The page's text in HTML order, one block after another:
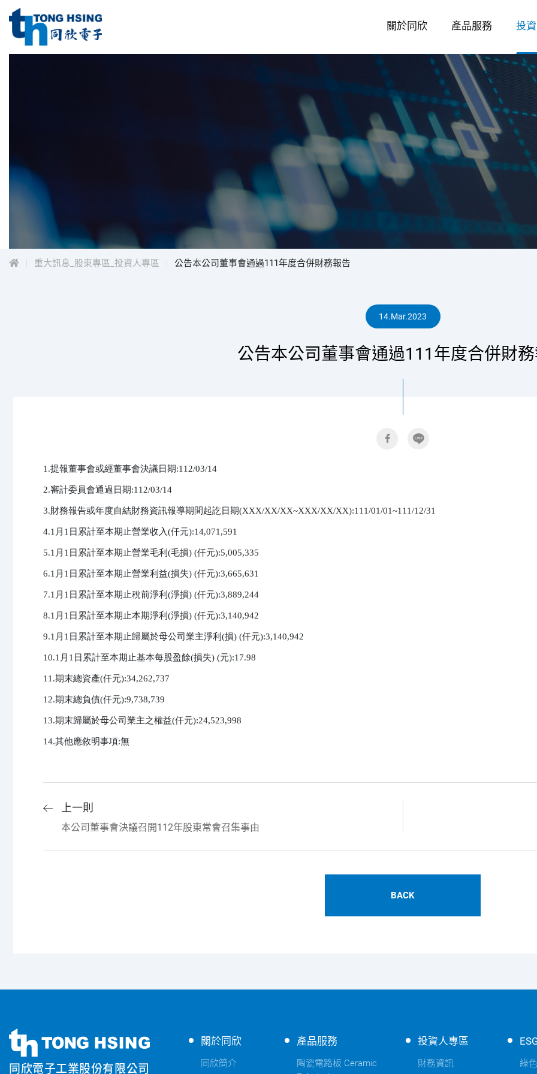
同
股
份
有
司
子
Menu
關於同欣 產品服務 投
投
資
人
專
區
重大訊息_股東專區_投資人專區 公告本公司董事會通過111年度合併財務報告
14.Mar.2023
公告本公司董事會通過111年度合併財
1.提報董事會或經董事會決議日期:112/03/14
2.審計委員會通過日期:112/03/14
3.財務報告或年度自結財務資訊報導期間起訖日期(XXX/XX/XX~XXX/XX/XX):111/01/01~111/12/31
4.1月1日累計至本期止營業收入(仟元):14,071,591
5.1月1日累計至本期止營業毛利(毛損) (仟元):5,005,335
6.1月1日累計至本期止營業利益(損失) (仟元):3,665,631
7.1月1日累計至本期止稅前淨利(淨損) (仟元):3,889,244
8.1月1日累計至本期止本期淨利(淨損) (仟元):3,140,942
9.1月1日累計至本期止歸屬於母公司業主淨利(損) (仟元):3,140,942
10.1月1日累計至本期止基本每股盈餘(損失) (元):17.98
11.期末總資產(仟元):34,262,737
12.期末總負債(仟元):9,738,739
13.期末歸屬於母公司業主之權益(仟元):24,523,998
14.其他應敘明事項:無
上一則
本公司董事會決議召開112年股東常會召集事由
BACK
同
欣
電
同欣電子工業股份有限公司
同
關於同欣
同欣簡介
產品服務
陶瓷電路板 Ceramic
投資人專區
財務資訊 綠